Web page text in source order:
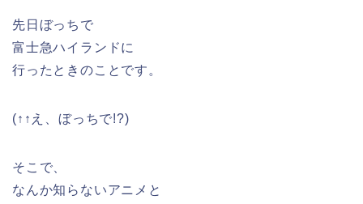
先日ぼっちで
富士急ハイランドに
行ったときのことです。
(↑↑え、ぼっちで!?)
そこで、
なんか知らないアニメと